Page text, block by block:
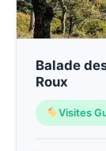
Balade
Roux
Visites